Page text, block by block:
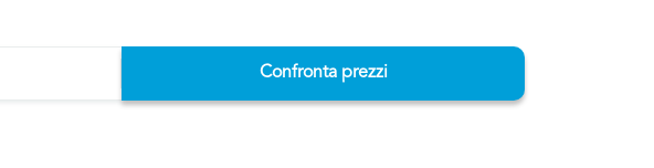
Confronta prezzi